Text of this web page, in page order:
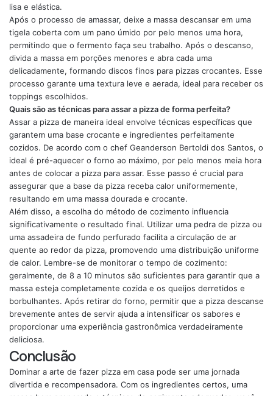
lisa e elástica.
Após o processo de amassar, deixe a massa descansar em uma
tigela coberta com um pano úmido por pelo menos uma hora,
permitindo que o fermento faça seu trabalho. Após o descanso,
divida a massa em porções menores e abra cada uma
delicadamente, formando discos finos para pizzas crocantes. Esse
processo garante uma textura leve e aerada, ideal para receber os
toppings escolhidos.
Quais são as técnicas para assar a pizza de forma perfeita?
Assar a pizza de maneira ideal envolve técnicas específicas que
garantem uma base crocante e ingredientes perfeitamente
cozidos. De acordo com o chef Geanderson Bertoldi dos Santos, o
ideal é pré-aquecer o forno ao máximo, por pelo menos meia hora
antes de colocar a pizza para assar. Esse passo é crucial para
assegurar que a base da pizza receba calor uniformemente,
resultando em uma massa dourada e crocante.
Além disso, a escolha do método de cozimento influencia
significativamente o resultado final. Utilizar uma pedra de pizza ou
uma assadeira de fundo perfurado facilita a circulação de ar
quente ao redor da pizza, promovendo uma distribuição uniforme
de calor. Lembre-se de monitorar o tempo de cozimento:
geralmente, de 8 a 10 minutos são suficientes para garantir que a
massa esteja completamente cozida e os queijos derretidos e
borbulhantes. Após retirar do forno, permitir que a pizza descanse
brevemente antes de servir ajuda a intensificar os sabores e
proporcionar uma experiência gastronômica verdadeiramente
deliciosa.
Conclusão
Dominar a arte de fazer pizza em casa pode ser uma jornada
divertida e recompensadora. Com os ingredientes certos, uma